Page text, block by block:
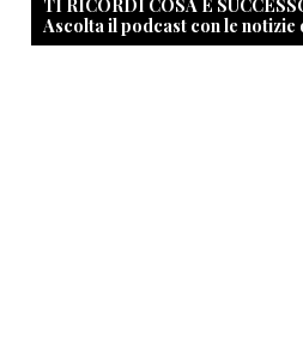
Ascolta il podcast con le notizie